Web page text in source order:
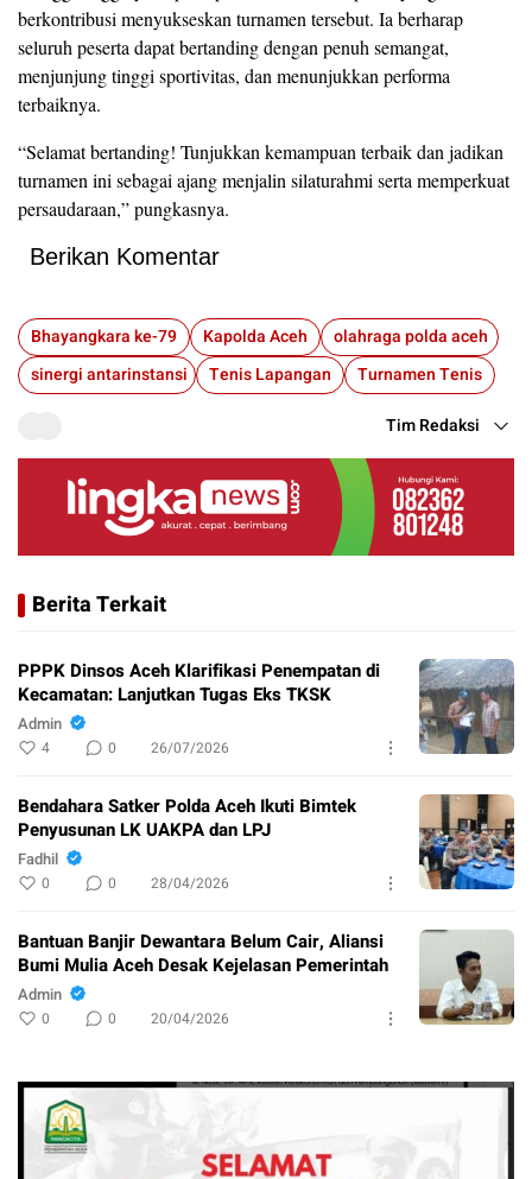
berkontribusi menyukseskan turnamen tersebut. Ia berharap
seluruh peserta dapat bertanding dengan penuh semangat,
menjunjung tinggi sportivitas, dan menunjukkan performa
terbaiknya.
“Selamat bertanding! Tunjukkan kemampuan terbaik dan jadikan
turnamen ini sebagai ajang menjalin silaturahmi serta memperkuat
persaudaraan,” pungkasnya.
Berikan Komentar
Bhayangkara ke-79 Kapolda Aceh
olahraga polda aceh
sinergi antarinstansi
Tenis Lapangan Turnamen Tenis
Tim Redaksi
Berita Terkait
PPPK Dinsos Aceh Klarifikasi Penempatan di
Kecamatan: Lanjutkan Tugas Eks TKSK
Admin
4 0 26/07/2026
Bendahara Satker Polda Aceh Ikuti Bimtek
Penyusunan LK UAKPA dan LPJ
Fadhil
0 0 28/04/2026
Bantuan Banjir Dewantara Belum Cair, Aliansi
Bumi Mulia Aceh Desak Kejelasan Pemerintah
Admin
0 0 20/04/2026